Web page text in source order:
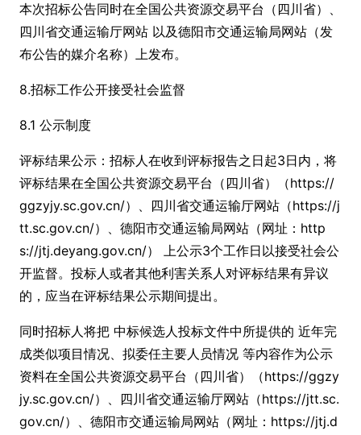
本次招标公告同时在全国公共资源交易平台（四川省）、
四川省交通运输厅网站 以及德阳市交通运输局网站（发
布公告的媒介名称）上发布。
8.招标工作公开接受社会监督
8.1 公示制度
评标结果公示：招标人在收到评标报告之日起3日内，将
评标结果在全国公共资源交易平台（四川省）（https://
ggzyjy.sc.gov.cn/）、四川省交通运输厅网站（https://j
tt.sc.gov.cn/）、德阳市交通运输局网站（网址：http
s://jtj.deyang.gov.cn/） 上公示3个工作日以接受社会公
开监督。投标人或者其他利害关系人对评标结果有异议
的，应当在评标结果公示期间提出。
同时招标人将把 中标候选人投标文件中所提供的 近年完
成类似项目情况、拟委任主要人员情况 等内容作为公示
资料在全国公共资源交易平台（四川省）（https://ggzy
jy.sc.gov.cn/）、四川省交通运输厅网站（https://jtt.sc.
gov.cn/）、德阳市交通运输局网站（网址：https://jtj.d